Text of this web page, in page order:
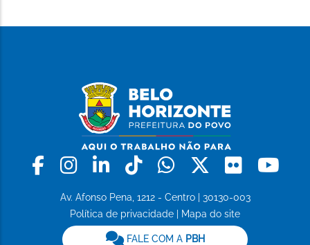
Facebook
Instagram
LinkedinTiktokWhatsapp
X Flickr
Av. Afonso Pena, 1212 - Centro | 30130-003
Política de privacidade
Mapa do site
FALE COM A PBH